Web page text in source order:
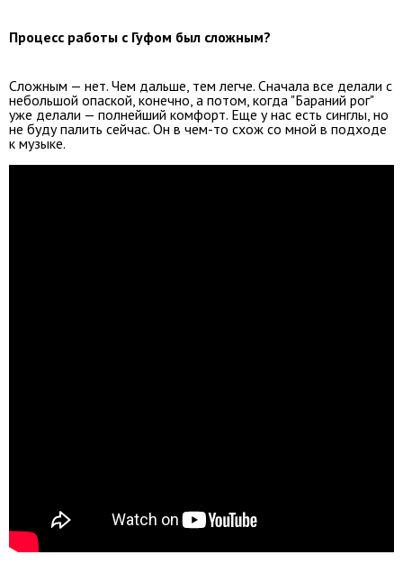
Процесс работы с Гуфом был сложным?
Сложным — нет. Чем дальше, тем легче. Сначала все делали с
небольшой опаской, конечно, а потом, когда "Бараний рог"
уже делали — полнейший комфорт. Еще у нас есть синглы, но
не буду палить сейчас. Он в чем-то схож со мной в подходе
к музыке.